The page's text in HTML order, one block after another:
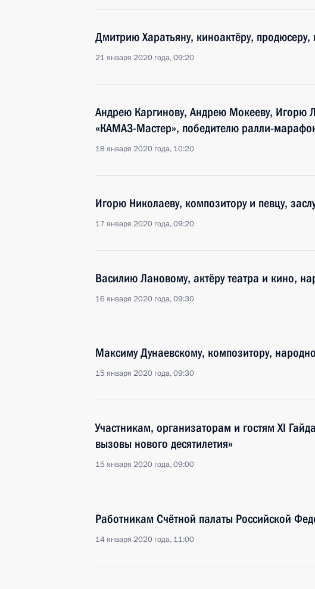
Дмитрию Харатьяну, киноактёру, продюсеру,
21 января 2020 года, 09:20
Андрею Каргинову, Андрею Мокееву, Игорю
«КАМАЗ-Мастер», победителю ралли-
18 января 2020 года, 10:20
Игорю Николаеву, композитору и певцу,
17 января 2020 года, 09:20
Василию Лановому, актёру театра и кино,
16 января 2020 года, 09:30
Максиму Дунаевскому, композитору,
15 января 2020 года, 09:30
Участникам, организаторам и гостям XI
вызовы нового десятилетия»
15 января 2020 года, 09:00
Работникам Счётной палаты Российской
14 января 2020 года, 11:00